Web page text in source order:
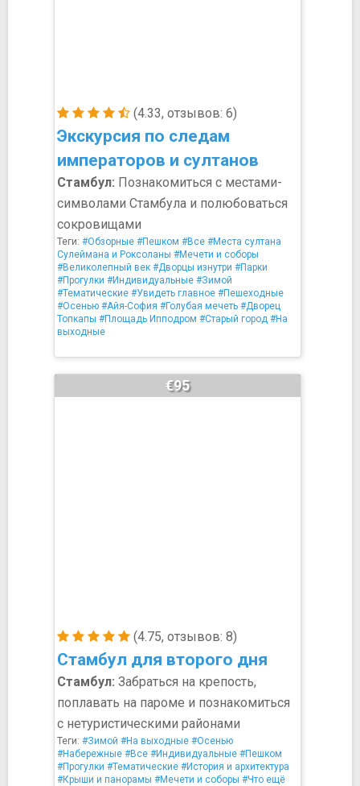
(4.33, отзывов: 6)
Экскурсия по следам
императоров и султанов
Стамбул: Познакомиться с местами-
символами Стамбула и полюбоваться
сокровищами
Теги: #Обзорные #Пешком #Все #Места султана
Сулеймана и Роксоланы #Мечети и соборы
#Великолепный век #Дворцы изнутри #Парки
#Прогулки #Индивидуальные #Зимой
#Тематические #Увидеть главное #Пешеходные
#Осенью #Айя-София #Голубая мечеть #Дворец
Топкапы #Площадь Ипподром #Старый город #На
выходные
(4.75, отзывов: 8)
Стамбул для второго дня
€95
Стамбул: Забраться на крепость,
поплавать на пароме и познакомиться
с нетуристическими районами
Теги: #Зимой #На выходные #Осенью
#Набережные #Все #Индивидуальные #Пешком
#Прогулки #Тематические #История и архитектура
#Крыши и панорамы #Мечети и соборы #Что ещё